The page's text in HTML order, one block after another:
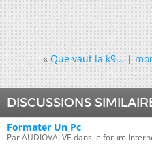
« Que vaut la k9...|
DISCUSSIONS
Formater Un Pc
Par AUDIOVALVE dans le forum